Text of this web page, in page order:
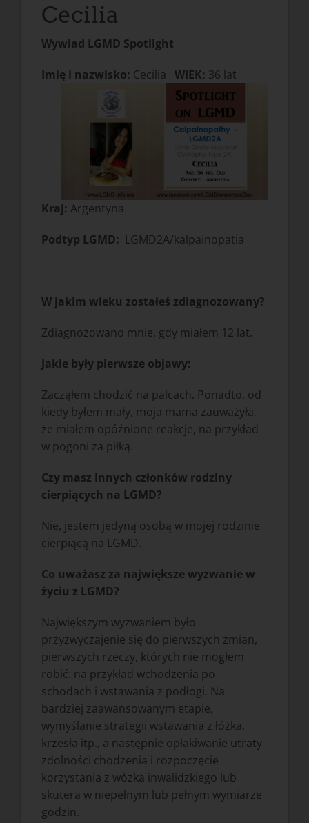
Cecilia
Wywiad LGMD Spotlight
Imię i nazwisko: Cecilia WIEK: 36 lat
Kraj: Argentyna
Podtyp LGMD: LGMD2A/kalpainopatia
W jakim wieku zostałeś zdiagnozowany?
Zdiagnozowano mnie, gdy miałem 12 lat.
Jakie były pierwsze objawy:
Zacząłem chodzić na palcach. Ponadto, od
kiedy byłem mały, moja mama zauważyła,
że miałem opóźnione reakcje, na przykład
w pogoni za piłką.
Czy masz innych członków rodziny
cierpiących na LGMD?
Nie, jestem jedyną osobą w mojej rodzinie
cierpiącą na LGMD.
Co uważasz za największe wyzwanie w
życiu z LGMD?
Największym wyzwaniem było
przyzwyczajenie się do pierwszych zmian,
pierwszych rzeczy, których nie mogłem
robić: na przykład wchodzenia po
schodach i wstawania z podłogi. Na
bardziej zaawansowanym etapie,
wymyślanie strategii wstawania z łóżka,
krzesła itp., a następnie opłakiwanie utraty
zdolności chodzenia i rozpoczęcie
korzystania z wózka inwalidzkiego lub
skutera w niepełnym lub pełnym wymiarze
godzin.